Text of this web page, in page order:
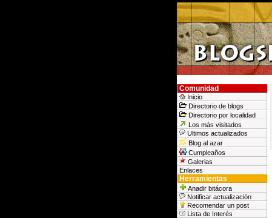
Comunidad
Inicio
Directorio de blogs
Directorio por localidad
Los más visitados
Ultimos actualizados
Blog al azar
Cumpleaños
Galerias
Enlaces
Herramientas
Anadir bitácora
Notificar actualización
Recomendar un post
Lista de Interés